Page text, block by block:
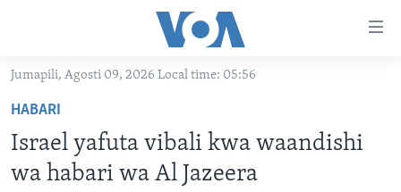
Nenda
kuu
Nenda
urambazaji
TANZANIA
DUNIANI LEO
MATANGAZO YETU
Jumapili, Agosti 09, 2026 Local time: 05:56
HABARI
Israel yafuta vibali kwa waandishi
wa habari wa Al Jazeera